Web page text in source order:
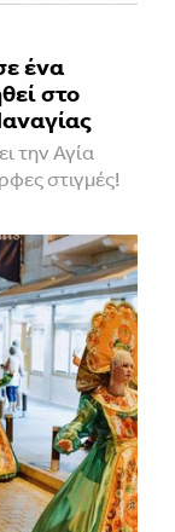
ένα
στο
την Αγία
στιγμές!